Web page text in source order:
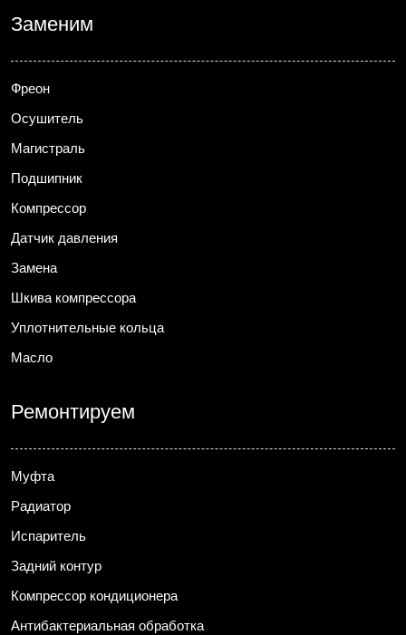
Заменим
Фреон
Осушитель
Магистраль
Подшипник
Компрессор
Датчик давления
Замена
Шкива компрессора
Уплотнительные кольца
Масло
Ремонтируем
Муфта
Радиатор
Испаритель
Задний контур
Компрессор кондиционера
Антибактериальная обработка